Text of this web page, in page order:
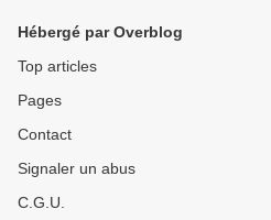
Hébergé par Overblog
Top articles
Pages
Contact
Signaler un abus
C.G.U.